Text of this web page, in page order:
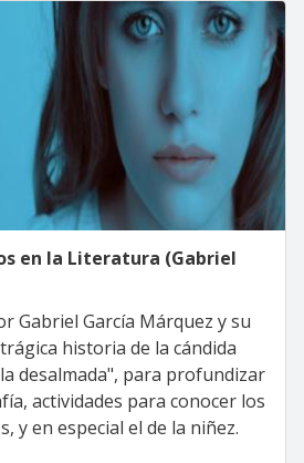
en la Literatura (Gabriel
Gabriel García Márquez y su
historia de la cándida
desalmada", para profundizar
actividades para conocer los
y en especial el de la niñez.